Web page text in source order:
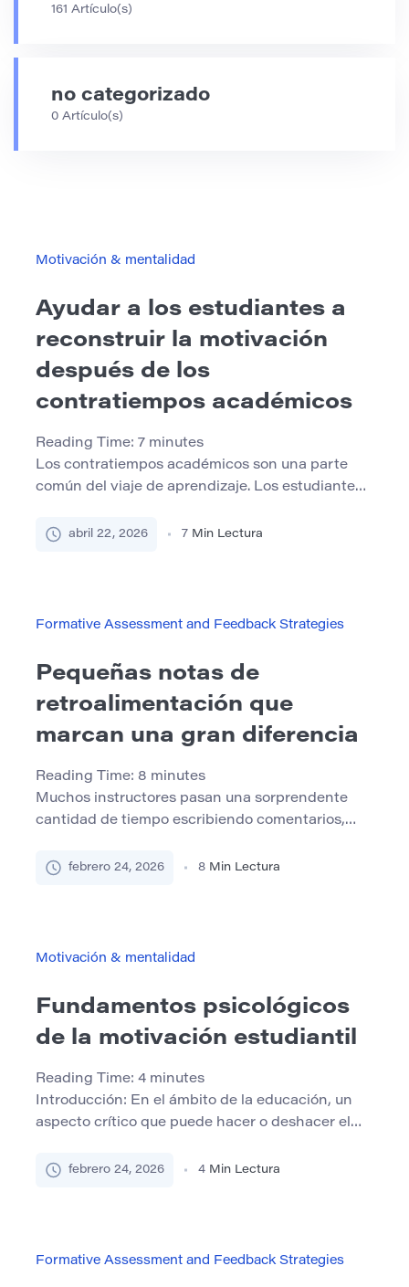
161 Artículo(s)
no categorizado
0 Artículo(s)
Motivación & mentalidad
Ayudar a los estudiantes a
reconstruir la motivación
después de los
contratiempos académicos
Reading Time: 7 minutes
Los contratiempos académicos son una parte
común del viaje de aprendizaje. Los estudiantes
calificaciones inesperadamente bajas, tener
citación. Si bien estas situaciones pueden
son barreras […]
abril 22, 2026 7 Min Lectura
Formative Assessment and Feedback Strategies
Pequeñas notas de
retroalimentación que
marcan una gran diferencia
Reading Time: 8 minutes
Muchos instructores pasan una sorprendente
cantidad de tiempo escribiendo comentarios,
lo malinterpretan o nunca lo aplican a la
especialmente cuando están cansados,
febrero 24, 2026 8 Min Lectura
Motivación & mentalidad
Fundamentos psicológicos
de la motivación estudiantil
Reading Time: 4 minutes
Introducción: En el ámbito de la educación, un
aspecto crítico que puede hacer o deshacer el
fuerza impulsora detrás del aprendizaje y el logro
descubriremos el profundo impacto que […]
febrero 24, 2026 4 Min Lectura
Formative Assessment and Feedback Strategies